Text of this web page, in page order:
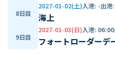
8日目
2027-01-02(土)入港: -出港:
海上
9日目
2027-01-03(日)入港: 06:00
フォートローダーデ